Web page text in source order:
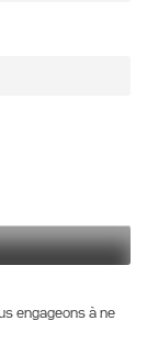
engageons à ne